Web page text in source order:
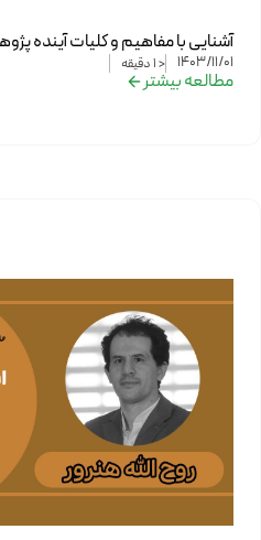
آشنایی با مفاهیم و کلیات آینده
1403/11/01
< 1 دقیقه
مطالعه بیشتر